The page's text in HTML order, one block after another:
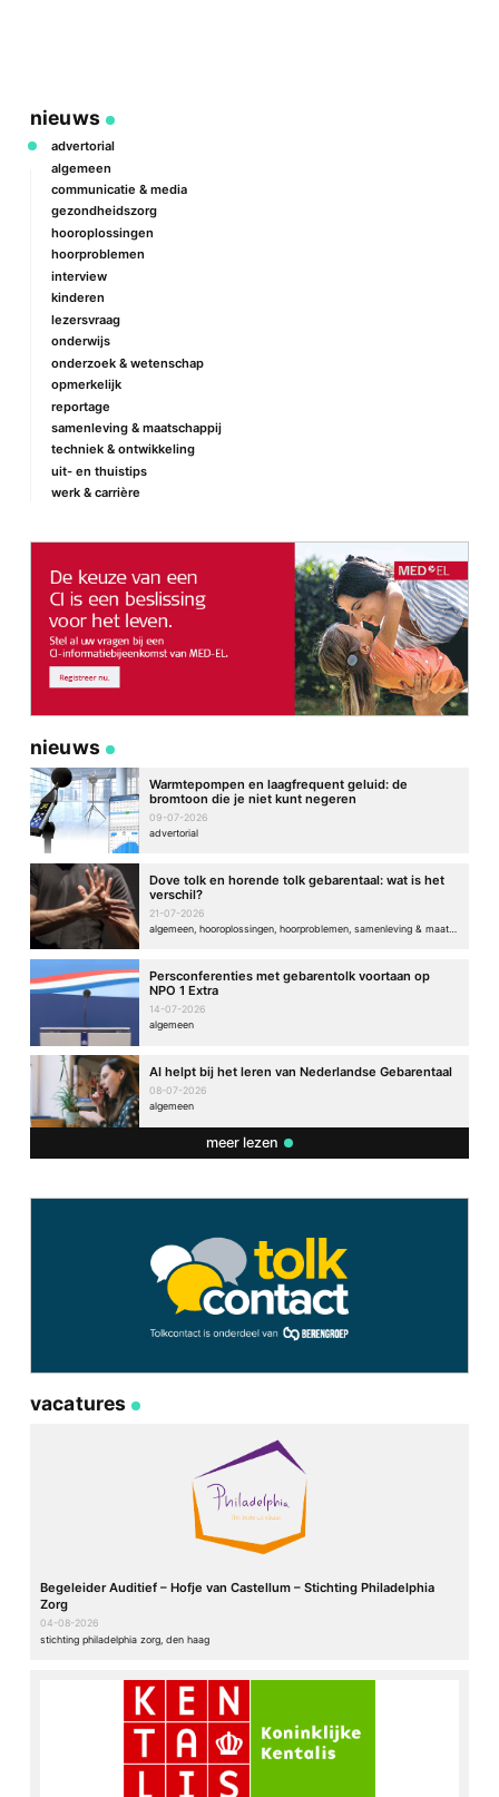
nieuws
advertorial
algemeen
communicatie & media
gezondheidszorg
hooroplossingen
hoorproblemen
interview
kinderen
lezersvraag
onderwijs
onderzoek & wetenschap
opmerkelijk
reportage
samenleving & maatschappij
techniek & ontwikkeling
uit- en thuistips
werk & carrière
nieuws
Warmtepompen en laagfrequent geluid: de
bromtoon die je niet kunt negeren
09-07-2026
advertorial
Dove tolk en horende tolk gebarentaal: wat is het
verschil?
21-07-2026
Persconferenties met gebarentolk voortaan op
NPO 1 Extra
14-07-2026
algemeen
AI helpt bij het leren van Nederlandse Gebarentaal
08-07-2026
algemeen
meer lezen
vacatures
Begeleider Auditief – Hofje van Castellum – Stichting Philadelphia
Zorg
04-08-2026
stichting philadelphia zorg, den haag